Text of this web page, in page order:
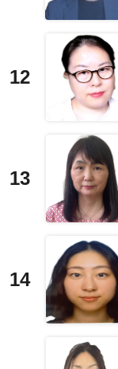
12
13
14